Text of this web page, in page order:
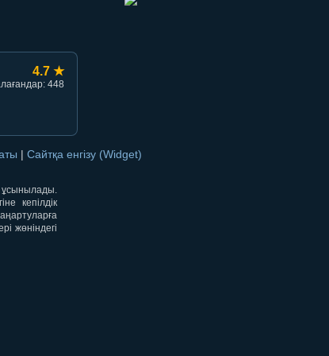
4.7 ★
448
| Сайтқа енгізу (Widget)
ұсынылады.
кепілдік
жөніндегі